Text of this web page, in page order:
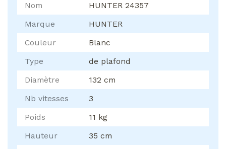
Nom
HUNTER 24357
Marque
HUNTER
Couleur
Blanc
Type
de plafond
Diamètre
132 cm
Nb vitesses
3
Poids
11 kg
Hauteur
35 cm